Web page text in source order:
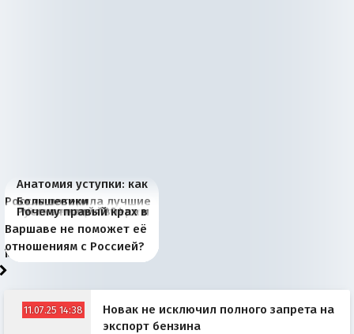
Анатомия уступки: как
Россия потеряла лучшие
рыбопромысловые
районы Баренцева
моря
Большевики
отличаются от «Яблока»
тем, что они -
победители
Киевская марионетка
Запада рассказала о
«переобувании» хозяев
В России назрели
перемены: 15 шагов к
суверенной экономике
Миграционный пожар
Европы
Россия начинает
сбрасывать балласт
Анкориджа
Россия зимой 1904
года: первые уступки во
внутренней политике
Русская нация вчера и
сегодня
Почему правый крах в
Варшаве не поможет её
отношениям с Россией?
11.07.25 14:38
Новак не исключил полного запрета на
экспорт бензина